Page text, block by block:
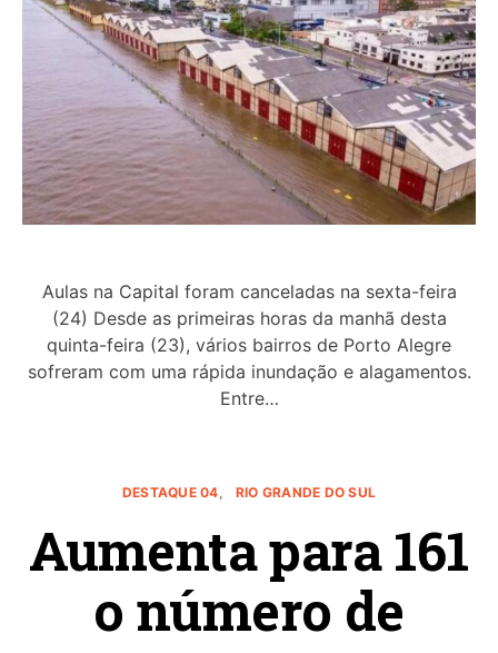
Aulas na Capital foram canceladas na sexta-feira
(24) Desde as primeiras horas da manhã desta
quinta-feira (23), vários bairros de Porto Alegre
sofreram com uma rápida inundação e alagamentos.
Entre…
DESTAQUE 04 RIO GRANDE DO SUL
Aumenta para 161
o número de